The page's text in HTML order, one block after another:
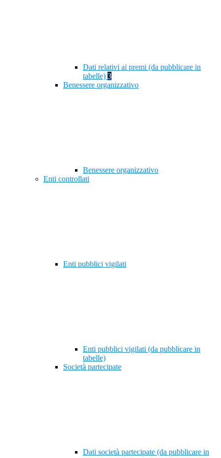
Dati relativi ai premi (da pubblicare in
tabelle) 3
Benessere organizzativo
Benessere organizzativo
Enti controllati
Enti pubblici vigilati
Enti pubblici vigilati (da pubblicare in
tabelle)
Società partecipate
Dati società partecipate (da pubblicare in